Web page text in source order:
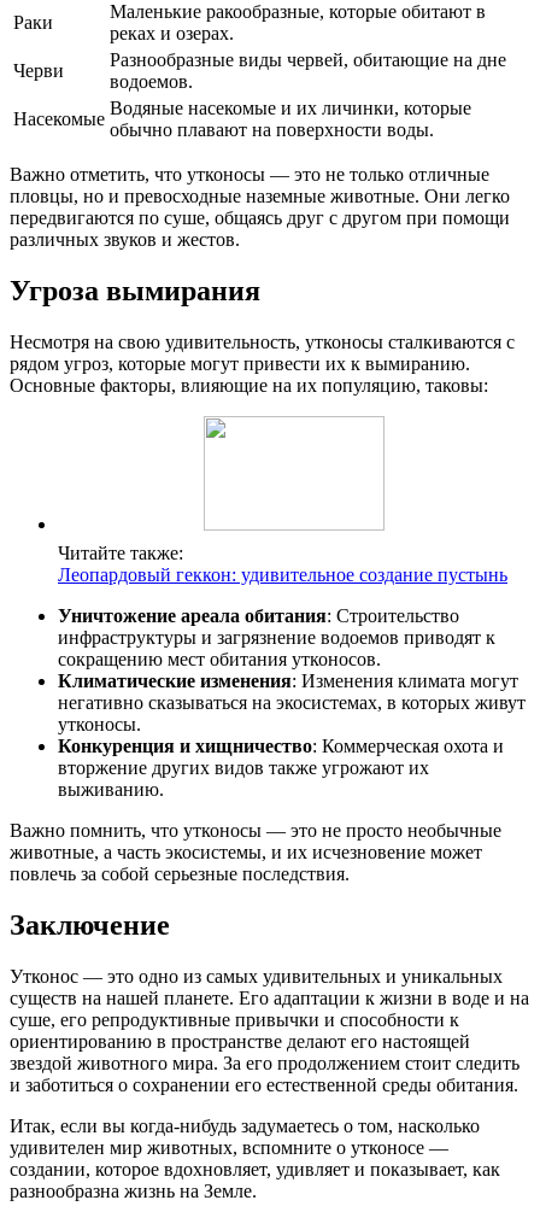
Раки
Маленькие ракообразные, которые обитают в
реках и озерах.
Черви
Разнообразные виды червей, обитающие на дне
водоемов.
Насекомые
Водяные насекомые и их личинки, которые
обычно плавают на поверхности воды.
Важно отметить, что утконосы — это не только отличные
пловцы, но и превосходные наземные животные. Они легко
передвигаются по суше, общаясь друг с другом при помощи
различных звуков и жестов.
Угроза вымирания
Несмотря на свою удивительность, утконосы сталкиваются с
рядом угроз, которые могут привести их к вымиранию.
Основные факторы, влияющие на их популяцию, таковы:
Читайте также:
Леопардовый геккон: удивительное создание пустынь
Уничтожение ареала обитания: Строительство
инфраструктуры и загрязнение водоемов приводят к
сокращению мест обитания утконосов.
Климатические изменения: Изменения климата могут
негативно сказываться на экосистемах, в которых живут
утконосы.
Конкуренция и хищничество: Коммерческая охота и
вторжение других видов также угрожают их
выживанию.
Важно помнить, что утконосы — это не просто необычные
животные, а часть экосистемы, и их исчезновение может
повлечь за собой серьезные последствия.
Заключение
Утконос — это одно из самых удивительных и уникальных
существ на нашей планете. Его адаптации к жизни в воде и на
суше, его репродуктивные привычки и способности к
ориентированию в пространстве делают его настоящей
звездой животного мира. За его продолжением стоит следить
и заботиться о сохранении его естественной среды обитания.
Итак, если вы когда-нибудь задумаетесь о том, насколько
удивителен мир животных, вспомните о утконосе —
создании, которое вдохновляет, удивляет и показывает, как
разнообразна жизнь на Земле.